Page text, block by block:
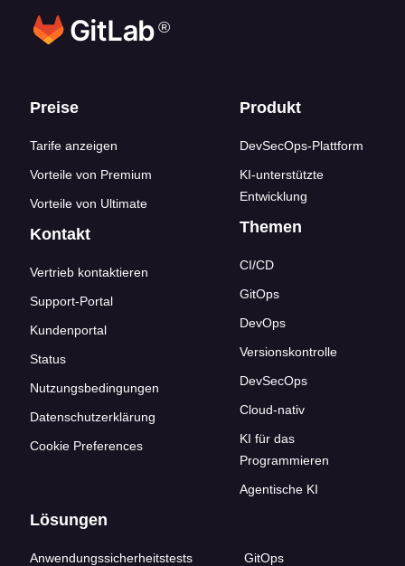
®
Footer-Links
Preise
Tarife anzeigen
Vorteile von Premium
Vorteile von Ultimate
Kontakt
Vertrieb kontaktieren
Support-Portal
Kundenportal
Status
Nutzungsbedingungen
Datenschutzerklärung
Cookie Preferences
Produkt
DevSecOps-Plattform
KI-unterstützte
Entwicklung
Themen
CI/CD
GitOps
DevOps
Versionskontrolle
DevSecOps
Cloud-nativ
KI für das
Programmieren
Agentische KI
Lösungen
Anwendungssicherheitstests
GitOps